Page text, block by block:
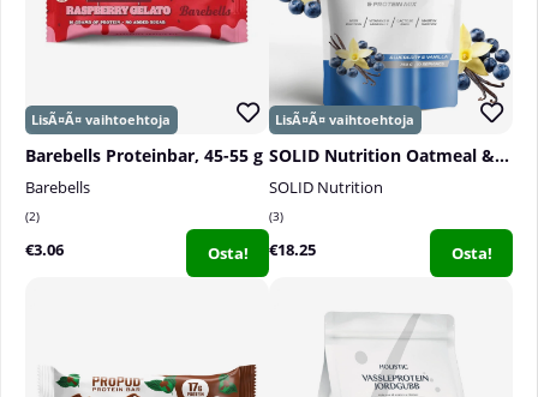
Barebells Proteinbar, 45-55 g
Barebells
2
€3.06 Osta!
SOLID Nutrition Oatmeal & Protein Mix, 750 g
SOLID Nutrition
3
€18.25 Osta!